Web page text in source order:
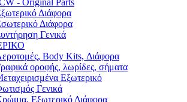
- Original Parts
Διάφορα
Διάφορα
Γενικά
Body Kits, Διάφορα
οροφής, λωρίδες, σήματα
Εξωτερικό
Γενικά
Εξωτερικό Διάφορα